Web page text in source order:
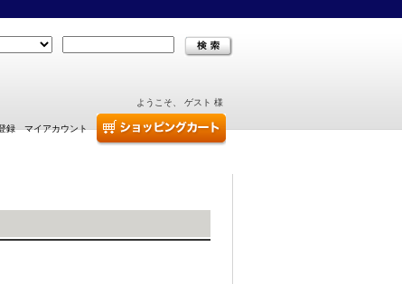
ようこそ、 ゲスト 様
マイアカウント
録